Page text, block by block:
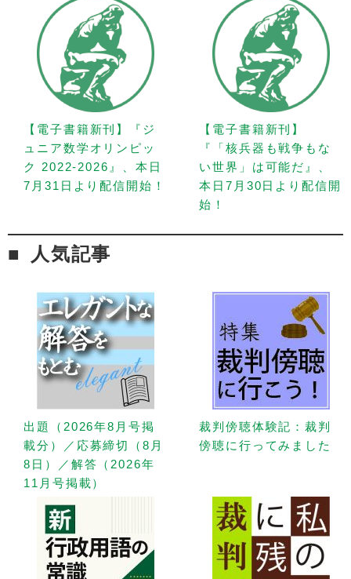
【電子書籍新刊】『ジ
ュニア数学オリンピッ
ク 2022-2026』、本日
7月31日より配信開始！
【電子書籍新刊】
『「核兵器も戦争もな
い世界」は可能だ』、
本日7月30日より配信開
始！
人気記事
出題（2026年8月号掲
載分）／応募締切（8月
8日）／解答（2026年
11月号掲載）
裁判傍聴体験記：裁判
傍聴に行ってみました